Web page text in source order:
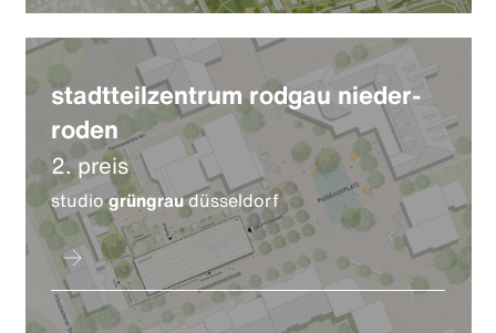
stadtteilzentrum rodgau nieder-
roden
2. preis
studiogrüngraudüsseldorf